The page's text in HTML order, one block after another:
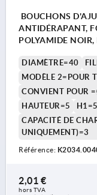
BOUCHONS
ANTIDÉRAPANT,
POLYAMIDE
DIAMÈTRE=40
MODÈLE 2=POUR
CONVIENT POUR
HAUTEUR=5
H1=5
CAPACITÉ DE
UNIQUEMENT)=3
Référence:
2,01 €
hors TVA